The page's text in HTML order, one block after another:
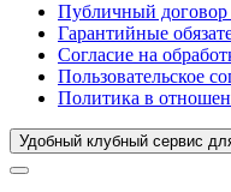
Публичный договор
Гарантийные
Согласие на
Пользовательское
Политика в
Удобный клубный сервис